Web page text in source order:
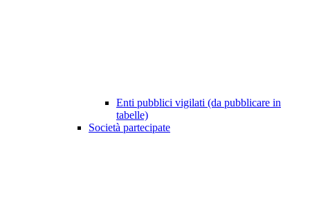
Enti pubblici vigilati (da pubblicare in
tabelle)
Società partecipate